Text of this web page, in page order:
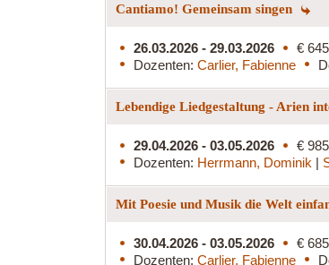
Cantiamo! Gemeinsam singen
26.03.2026 - 29.03.2026
€
Dozenten: Carlier, Fabienne
Lebendige Liedgestaltung - Arien
29.04.2026 - 03.05.2026
€
Dozenten: Herrmann, Dominik |
Mit Poesie und Musik die Welt
30.04.2026 - 03.05.2026
€
Dozenten: Carlier, Fabienne